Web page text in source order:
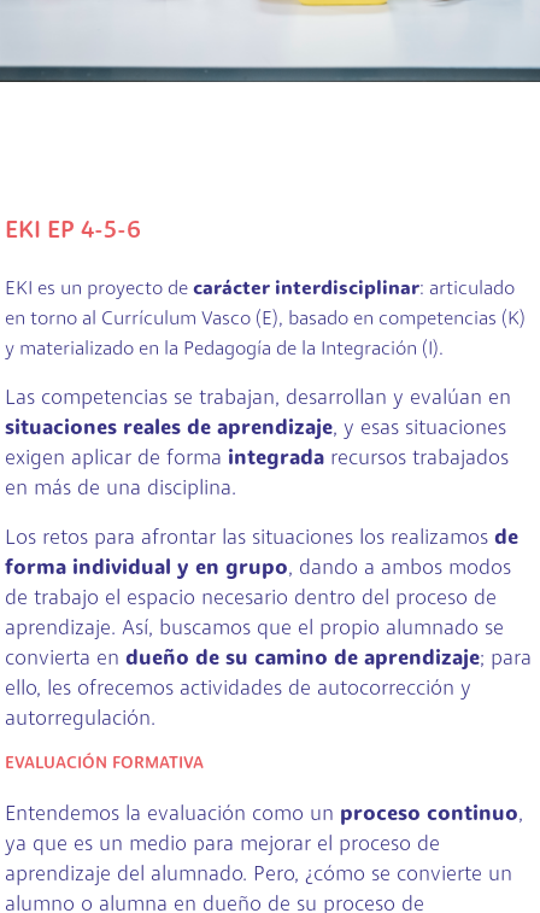
EKI EP 4-5-6
EKI es un proyecto de carácter interdisciplinar: articulado
en torno al Currículum Vasco (E), basado en competencias (K)
y materializado en la Pedagogía de la Integración (I).
Las competencias se trabajan, desarrollan y evalúan en
situaciones reales de aprendizaje, y esas situaciones
exigen aplicar de forma integrada recursos trabajados
en más de una disciplina.
Los retos para afrontar las situaciones los realizamos de
forma individual y en grupo, dando a ambos modos
de trabajo el espacio necesario dentro del proceso de
aprendizaje. Así, buscamos que el propio alumnado se
convierta en dueño de su camino de aprendizaje; para
ello, les ofrecemos actividades de autocorrección y
autorregulación.
EVALUACIÓN FORMATIVA
Entendemos la evaluación como un proceso continuo,
ya que es un medio para mejorar el proceso de
aprendizaje del alumnado. Pero, ¿cómo se convierte un
alumno o alumna en dueño de su proceso de